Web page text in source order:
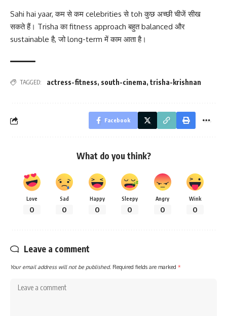
Sahi hai yaar, कम से कम celebrities से toh कुछ अच्छी चीजें सीख
सकते हैं। Trisha का fitness approach बहुत balanced और
sustainable है, जो long-term में काम आता है।
TAGGED: actress-fitness, south-cinema, trisha-krishnan
Facebook
What do you think?
Love
0
Sad
0
Happy
0
Sleepy
0
Angry
0
Wink
0
Leave a comment
Your email address will not be published. Required fields are marked *